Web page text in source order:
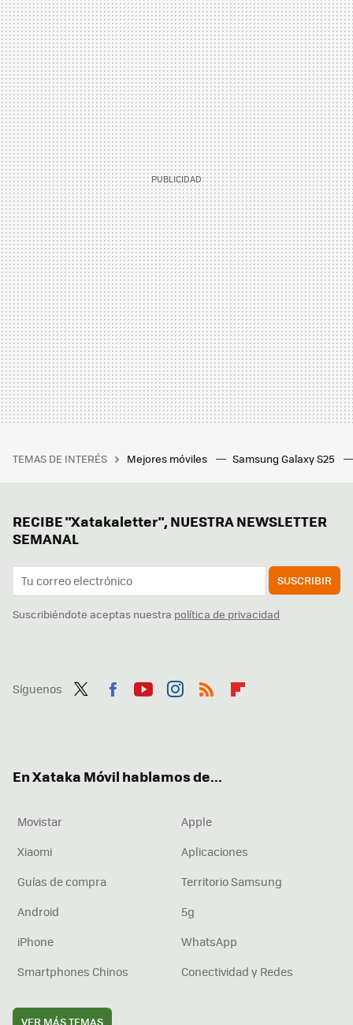
TEMAS DE INTERÉS Mejores móviles Samsung Galaxy S25
RECIBE "Xatakaletter", NUESTRA NEWSLETTER
SEMANAL
SUSCRIBIR
Suscribiéndote aceptas nuestra política de privacidad
Síguenos
En Xataka Móvil hablamos de...
Movistar
Apple
Xiaomi
Aplicaciones
Guías de compra
Territorio Samsung
Android
5g
iPhone
WhatsApp
Smartphones Chinos
Conectividad y Redes
VER MÁS TEMAS